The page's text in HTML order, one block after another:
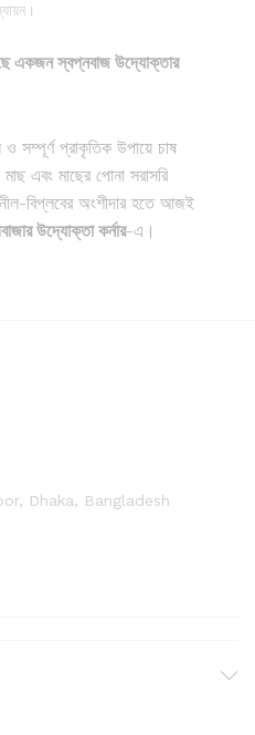
একজন স্বপ্নবাজ উদ্যোক্তার
ও সম্পূর্ণ প্রাকৃতিক উপায়ে চাষ
এবং মাছের পোনা সরাসরি
বিপ্লবের অংশীদার হতে আজই
উদ্যোক্তা কর্নার-এ।
Dhaka, Bangladesh